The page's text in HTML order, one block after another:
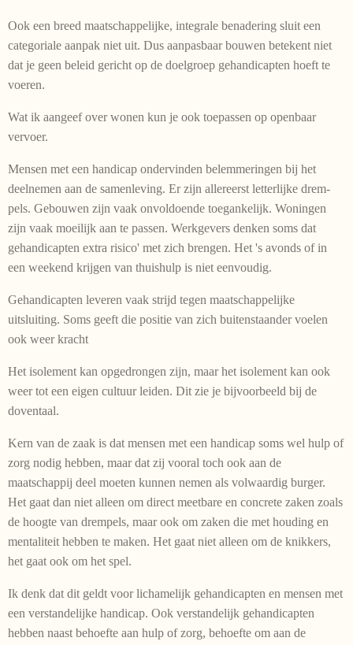
Ook een breed maatschappelijke, integrale benadering sluit een
categoriale aanpak niet uit. Dus aanpasbaar bouwen betekent niet
dat je geen beleid gericht op de doelgroep gehandicapten hoeft te
voeren.
Wat ik aangeef over wonen kun je ook toepassen op openbaar
vervoer.
Mensen met een handicap ondervinden belem­meringen bij het
deelnemen aan de samenleving. Er zijn allereerst letterlijke drem­
pels. Gebouwen zijn vaak onvoldoende toeganke­lijk. Woningen
zijn vaak moeilijk aan te passen. Werkgevers denken soms dat
gehandicapten extra risico' met zich brengen. Het 's avonds of in
een weekend krijgen van thuishulp is niet eenvoudig.
Gehandicapten leveren vaak strijd tegen maatschappelijke
uitsluiting. Soms geeft die positie van zich buitenstaander voelen
ook weer kracht
Het isolement kan opgedrongen zijn, maar het isolement kan ook
weer tot een eigen cultuur leiden. Dit zie je bijvoorbeeld bij de
doventaal.
Kern van de zaak is dat mensen met een handicap soms wel hulp of
zorg nodig hebben, maar dat zij vooral toch ook aan de
maatschappij deel moeten kunnen nemen als volwaardig burger.
Het gaat dan niet alleen om direct meetbare en concrete zaken zoals
de hoogte van drempels, maar ook om zaken die met hou­ding en
mentaliteit hebben te maken. Het gaat niet alleen om de knik­kers,
het gaat ook om het spel.
Ik denk dat dit geldt voor licha­me­lijk gehandicapten en mensen met
een verstandelij­ke handi­cap. Ook verstandelijk gehandicap­ten
hebben naast behoefte aan hulp of zorg, behoefte om aan de